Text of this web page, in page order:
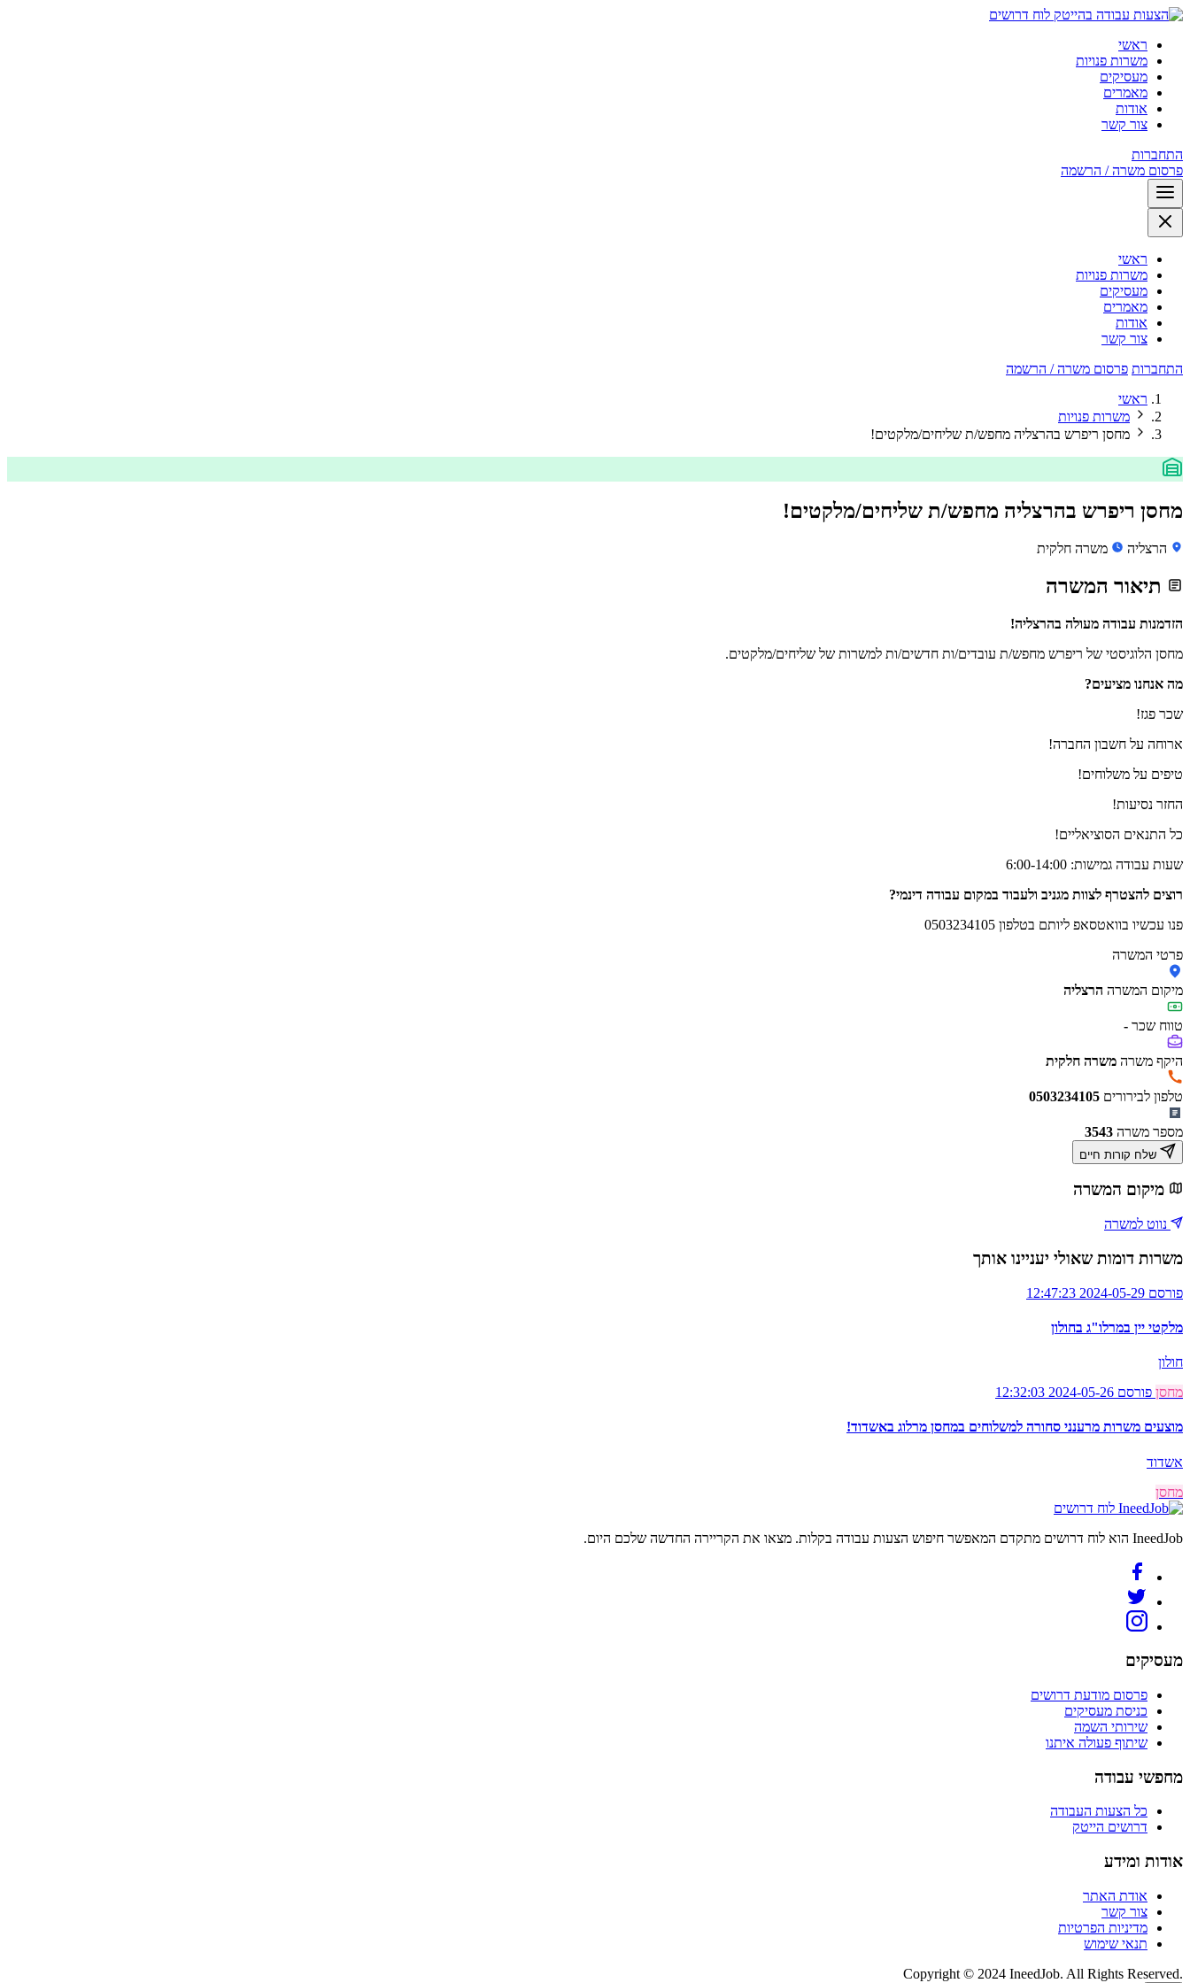
לוח דרושים
ראשי
משרות פנויות
מעסיקים
מאמרים
אודות
צור קשר
התחברות
פרסום משרה / הרשמה
ראשי
משרות פנויות
מעסיקים
מאמרים
אודות
צור קשר
התחברות פרסום משרה / הרשמה
ראשי
משרות פנויות
מחסן ריפרש בהרצליה מחפש/ת שליחים/מלקטים!
מחסן ריפרש בהרצליה מחפש/ת שליחים/מלקטים!
הרצליה משרה חלקית
תיאור המשרה
הזדמנות עבודה מעולה בהרצליה!
מחסן הלוגיסטי של ריפרש מחפש/ת עובדים/ות חדשים/ות למשרות של שליחים/מלקטים.
מה אנחנו מציעים?
שכר פגז!
ארוחה על חשבון החברה!
טיפים על משלוחים!
החזר נסיעות!
כל התנאים הסוציאליים!
שעות עבודה גמישות: 6:00-14:00
רוצים להצטרף לצוות מגניב ולעבוד במקום עבודה דינמי?
פנו עכשיו בוואטסאפ ליותם בטלפון 0503234105
פרטי המשרה
מיקום המשרה הרצליה
טווח שכר -
היקף משרה משרה חלקית
טלפון לבירורים 0503234105
מספר משרה 3543
מיקום המשרה
נווט למשרה
משרות דומות שאולי יעניינו אותך
פורסם 2024-05-29 12:47:23
מלקטי יין במרלו"ג בחולון
חולון
מחסן פורסם 2024-05-26 12:32:03
מוצעים משרות מרענני סחורה למשלוחים במחסן מרלוג באשדוד!
אשדוד
מחסן
לוח דרושים
IneedJob הוא לוח דרושים מתקדם המאפשר חיפוש הצעות עבודה בקלות. מצאו את הקריירה החדשה שלכם היום.
מעסיקים
פרסום מודעת דרושים
כניסת מעסיקים
שירותי השמה
שיתוף פעולה איתנו
מחפשי עבודה
כל הצעות העבודה
דרושים הייטק
אודות ומידע
אודת האתר
צור קשר
מדיניות הפרטיות
תנאי שימוש
Copyright © 2024 IneedJob. All Rights Reserved.